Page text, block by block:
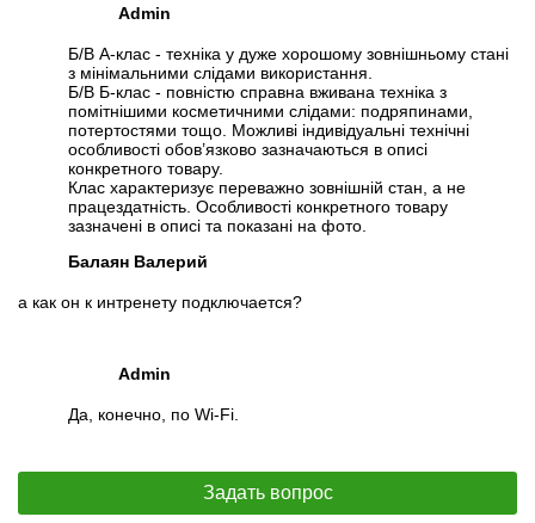
Admin
Б/В А-клас - техніка у дуже хорошому зовнішньому стані
з мінімальними слідами використання.
Б/В Б-клас - повністю справна вживана техніка з
помітнішими косметичними слідами: подряпинами,
потертостями тощо. Можливі індивідуальні технічні
особливості обов’язково зазначаються в описі
конкретного товару.
Клас характеризує переважно зовнішній стан, а не
працездатність. Особливості конкретного товару
зазначені в описі та показані на фото.
Балаян Валерий
а как он к интренету подключается?
Admin
Да, конечно, по Wi-Fi.
Задать вопрос